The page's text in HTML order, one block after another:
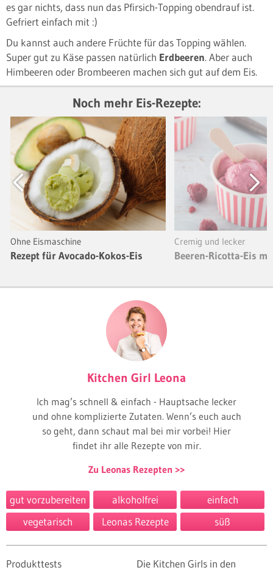
es gar nichts, dass nun das Pfirsich-Topping obendrauf ist.
Gefriert einfach mit :)
Du kannst auch andere Früchte für das Topping wählen.
Super gut zu Käse passen natürlich Erdbeeren. Aber auch
Himbeeren oder Brombeeren machen sich gut auf dem Eis.
Noch mehr Eis-Rezepte:
Previous
Ohne Eismaschine
Rezept für Avocado-Kokos-Eis
Cremig und lecker
Beeren-Ricotta-Eis
Next
Kitchen Girl Leona
Ich mag’s schnell & einfach - Hauptsache lecker
und ohne komplizierte Zutaten. Wenn’s euch auch
so geht, dann schaut mal bei mir vorbei! Hier
findet ihr alle Rezepte von mir.
Zu Leonas Rezepten
gut vorzubereiten alkoholfrei
einfach
vegetarisch
Leonas Rezepte süß
Produkttests
Die Kitchen Girls in den